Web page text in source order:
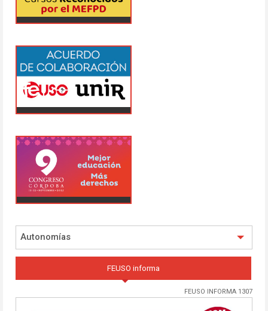
Autonomías
FEUSO informa
FEUSO INFORMA 1307